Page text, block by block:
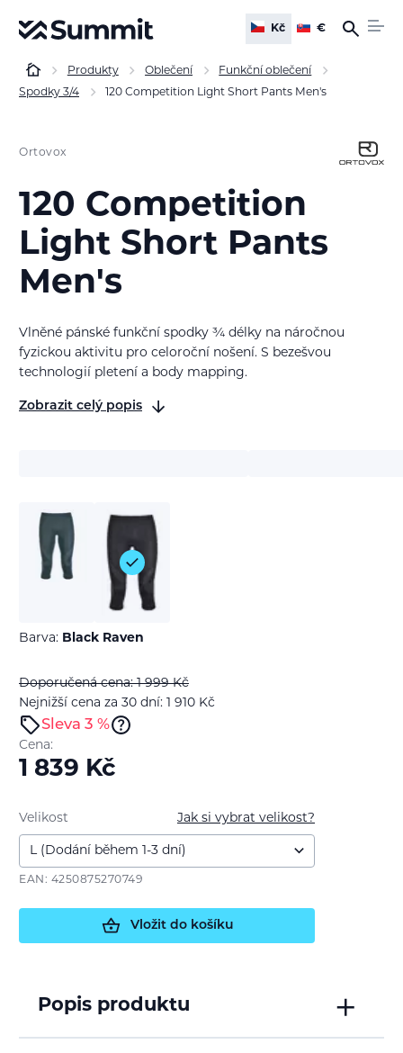
Kč €
Produkty Oblečení
Funkční oblečení
Spodky 3/4
120 Competition Light Short Pants Men's
Ortovox
120 Competition
Light Short Pants
Men's
Vlněné pánské funkční spodky ¾ délky na náročnou
fyzickou aktivitu pro celoroční nošení. S bezešvou
technologií pletení a body mapping.
Zobrazit celý popis
Barva: Black Raven
Doporučená cena: 1 999Kč
Nejnižší cena za 30 dní: 1 910 Kč
Sleva 3 %
Cena:
1 839 Kč
Jak si vybrat velikost?
Velikost
EAN: 4250875270749
Vložit do košíku
Popis produktu